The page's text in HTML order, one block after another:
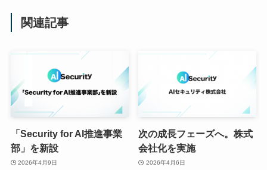
関連記事
「Security for AI推進事業
部」を新設
2026年4月9日
次の成長フェーズへ。株式
会社化を実施
2026年4月6日